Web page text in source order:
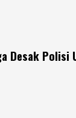
Desak Polisi